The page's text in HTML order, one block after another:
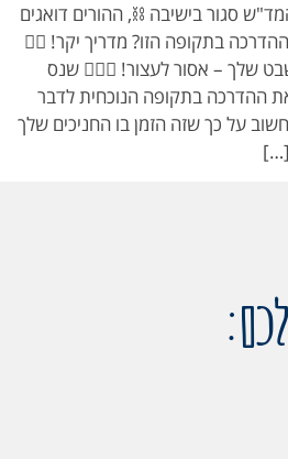
סגור בישיבה ⛓️, ההורים דואגים
בתקופה הזו? מדריך יקר! ✋🏻
שלך – אסור לעצור! 👮🏻‍♂️ שנס
ההדרכה בתקופה הנוכחית לדבר
על כך שזה הזמן בו החניכים שלך
[…]